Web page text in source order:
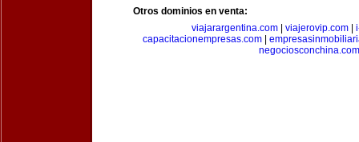
Otros dominios en venta:
viajarargentina.com| viajerovip.com|
capacitacionempresas.com|
negociosconchina.com